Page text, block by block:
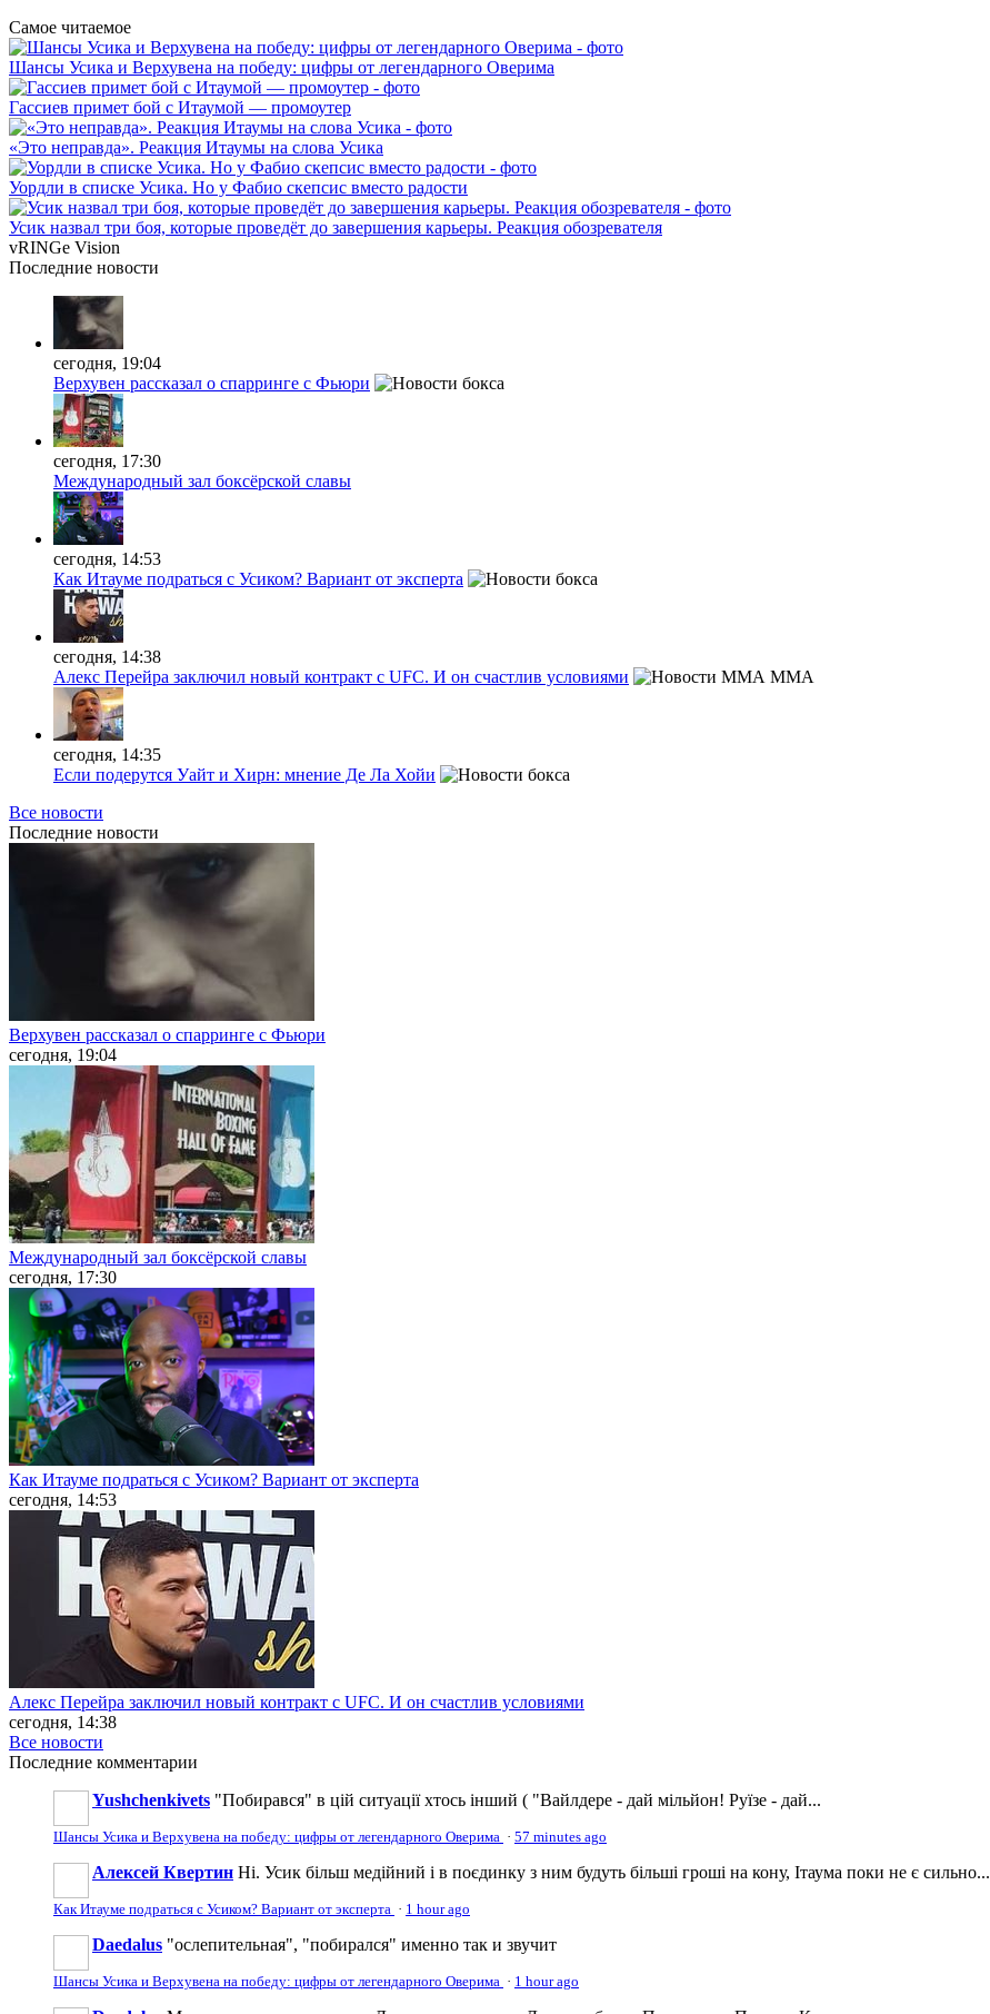
Самое читаемое
Шансы Усика и Верхувена на победу: цифры от легендарного Оверима
Гассиев примет бой с Итаумой — промоутер
«Это неправда». Реакция Итаумы на слова Усика
Уордли в списке Усика. Но у Фабио скепсис вместо радости
Усик назвал три боя, которые проведёт до завершения карьеры. Реакция обозревателя
vRINGe Vision
Последние новости
сегодня, 19:04
Верхувен рассказал о спарринге с Фьюри
сегодня, 17:30
Международный зал боксёрской славы
сегодня, 14:53
Как Итауме подраться с Усиком? Вариант от эксперта
сегодня, 14:38
Алекс Перейра заключил новый контракт с UFC. И он счастлив условиями
MMA
сегодня, 14:35
Если подерутся Уайт и Хирн: мнение Де Ла Хойи
Все новости
Последние новости
Верхувен рассказал о спарринге с Фьюри
сегодня, 19:04
Международный зал боксёрской славы
сегодня, 17:30
Как Итауме подраться с Усиком? Вариант от эксперта
сегодня, 14:53
Алекс Перейра заключил новый контракт с UFC. И он счастлив условиями
сегодня, 14:38
Все новости
Последние комментарии
Yushchenkivets "Побирався" в цій ситуації хтось інший ( "Вайлдере - дай мільйон! Руїзе - дай...
Шансы Усика и Верхувена на победу: цифры от легендарного Оверима · 57 minutes ago
Алексей Квертин Ні. Усик більш медійний і в поєдинку з ним будуть більші гроші на кону, Ітаума поки не є сильно...
Как Итауме подраться с Усиком? Вариант от эксперта · 1 hour ago
Daedalus "ослепительная", "побирался" именно так и звучит
Шансы Усика и Верхувена на победу: цифры от легендарного Оверима · 1 hour ago